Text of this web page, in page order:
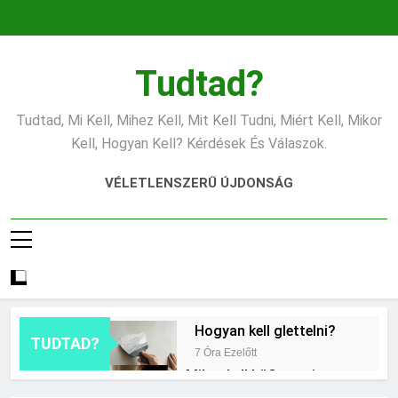
Tudtad?
Tudtad, Mi Kell, Mihez Kell, Mit Kell Tudni, Miért Kell, Mikor
Kell, Hogyan Kell? Kérdések És Válaszok.
VÉLETLENSZERŰ ÚJDONSÁG
TUDTAD?
Hogyan kell glettelni?
7 Óra Ezelőtt
Mikor kell büfiztetni a